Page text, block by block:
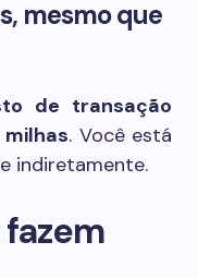
mesmo que
de transação
. Você está
indiretamente.